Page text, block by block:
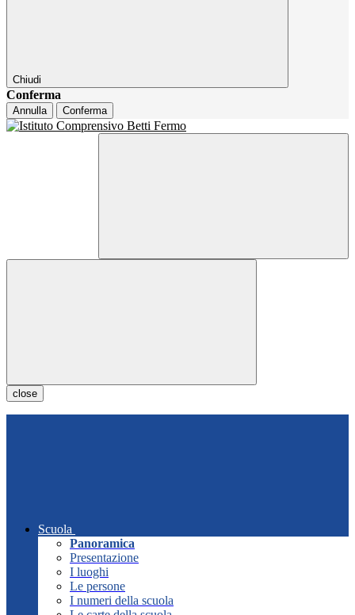
Chiudi
Conferma
Annulla Conferma
close
Scuola
Panoramica
Presentazione
I luoghi
Le persone
I numeri della scuola